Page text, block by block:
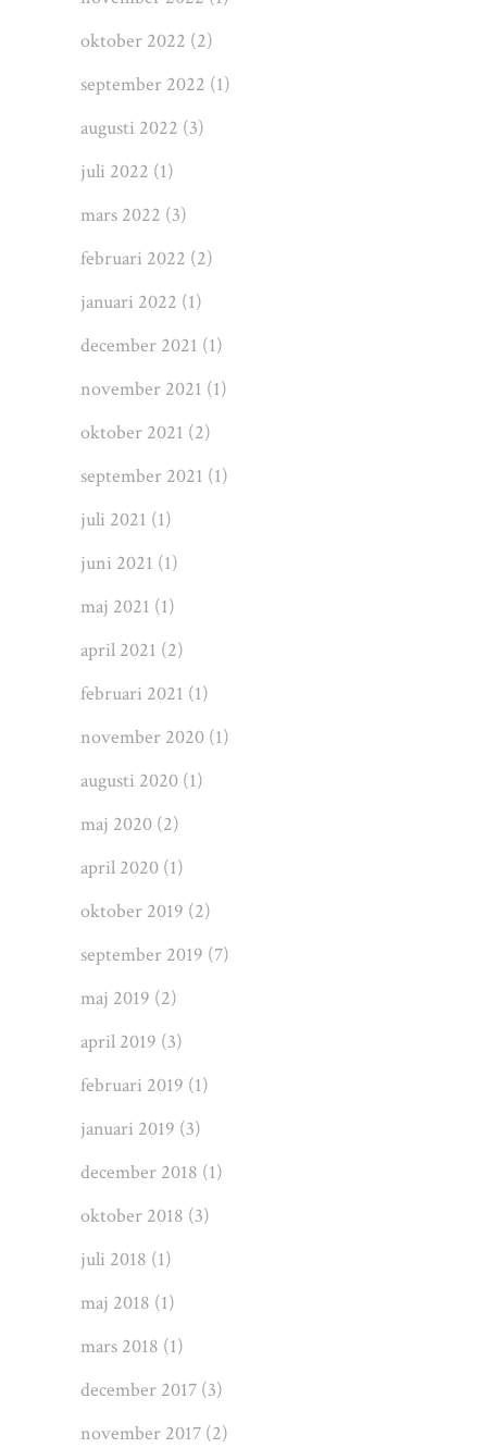
oktober 2022 (2)
september 2022 (1)
augusti 2022 (3)
juli 2022 (1)
mars 2022 (3)
februari 2022 (2)
januari 2022 (1)
december 2021 (1)
november 2021 (1)
oktober 2021 (2)
september 2021 (1)
juli 2021 (1)
juni 2021 (1)
maj 2021 (1)
april 2021 (2)
februari 2021 (1)
november 2020 (1)
augusti 2020 (1)
maj 2020 (2)
april 2020 (1)
oktober 2019 (2)
september 2019 (7)
maj 2019 (2)
april 2019 (3)
februari 2019 (1)
januari 2019 (3)
december 2018 (1)
oktober 2018 (3)
juli 2018 (1)
maj 2018 (1)
mars 2018 (1)
december 2017 (3)
november 2017 (2)